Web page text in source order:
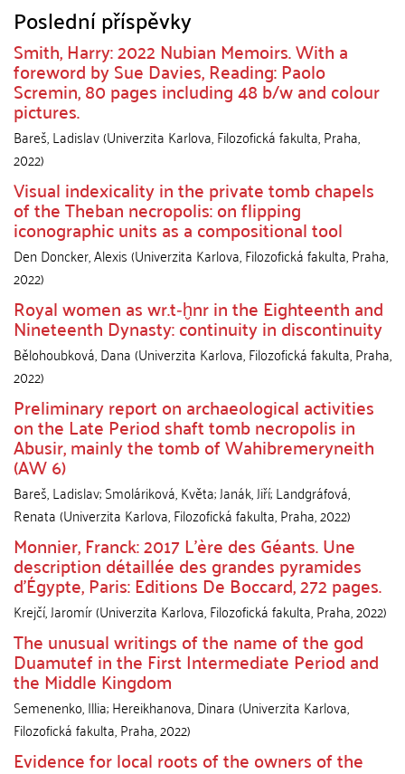
Poslední příspěvky
Smith, Harry: 2022 Nubian Memoirs. With a
foreword by Sue Davies, Reading: Paolo
Scremin, 80 pages including 48 b/w and colour
pictures.
Bareš, Ladislav(Univerzita Karlova, Filozofická fakulta,Praha,
2022)
Visual indexicality in the private tomb chapels
of the Theban necropolis: on flipping
iconographic units as a compositional tool
Den Doncker, Alexis(Univerzita Karlova, Filozofická fakulta,Praha,
2022)
Royal women as wr.t­‑ḫnr in the Eighteenth and
Nineteenth Dynasty: continuity in discontinuity
Bělohoubková, Dana(Univerzita Karlova, Filozofická fakulta,Praha,
2022)
Preliminary report on archaeological activities
on the Late Period shaft tomb necropolis in
Abusir, mainly the tomb of Wahibremeryneith
(AW 6)
Bareš, Ladislav;Smoláriková, Květa;Janák, Jiří;Landgráfová,
Renata(Univerzita Karlova, Filozofická fakulta,Praha,2022)
Monnier, Franck: 2017 L’ère des Géants. Une
description détaillée des grandes pyramides
d’Égypte, Paris: Editions De Boccard, 272 pages.
Krejčí, Jaromír(Univerzita Karlova, Filozofická fakulta,Praha,2022)
The unusual writings of the name of the god
Duamutef in the First Intermediate Period and
the Middle Kingdom
Semenenko, Illia;Hereikhanova, Dinara(Univerzita Karlova,
Filozofická fakulta,Praha,2022)
Evidence for local roots of the owners of the